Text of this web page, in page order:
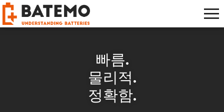
빠름.
물리적.
정확함.